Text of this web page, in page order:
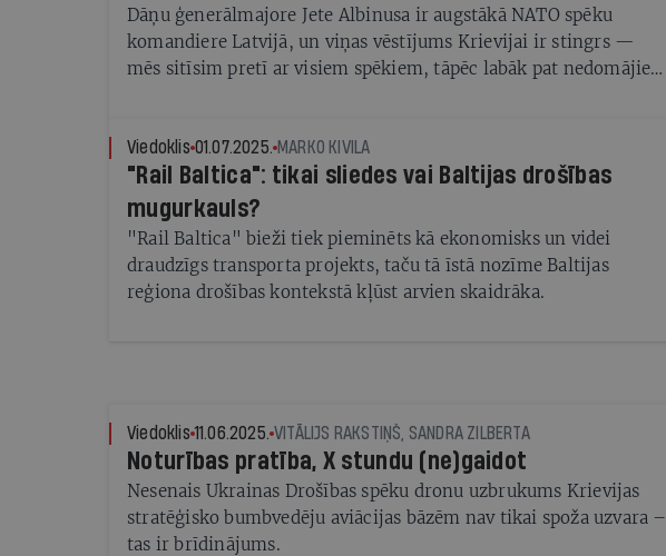
Dāņu ģenerālmajore Jete Albinusa ir augstākā NATO spēku
komandiere Latvijā, un viņas vēstījums Krievijai ir stingrs —
mēs sitīsim pretī ar visiem spēkiem, tāpēc labāk pat nedomājiet
Viedoklis 01.07.2025. MARKO KIVILA
"Rail Baltica": tikai sliedes vai Baltijas drošības
mugurkauls?
"Rail Baltica" bieži tiek pieminēts kā ekonomisks un videi
draudzīgs transporta projekts, taču tā īstā nozīme Baltijas
reģiona drošības kontekstā kļūst arvien skaidrāka.
Viedoklis 11.06.2025. VITĀLIJS RAKSTIŅŠ, SANDRA ZILBERTA
Noturības pratība, X stundu (ne)gaidot
Nesenais Ukrainas Drošības spēku dronu uzbrukums Krievijas
stratēģisko bumbvedēju aviācijas bāzēm nav tikai spoža uzvara –
tas ir brīdinājums.